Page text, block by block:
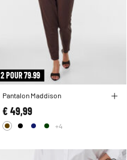
2 POUR 79.99
Pantalon Maddison
€ 49,99
+4